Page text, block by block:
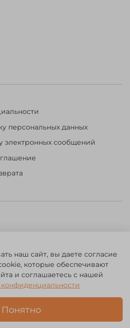
персональных данных
электронных сообщений
Рыболовный интернет-магазин.
наш сайт, вы даете согласие
которые обеспечивают
и соглашаетесь с нашей
Понятно